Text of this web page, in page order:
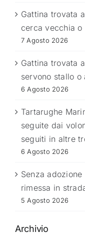
Gattina trovata
cerca vecchia
7 Agosto 2026
Gattina trovata
servono stallo o
6 Agosto 2026
Tartarughe
seguite dai
seguiti in altre
6 Agosto 2026
Senza
rimessa in
5 Agosto 2026
Archivio